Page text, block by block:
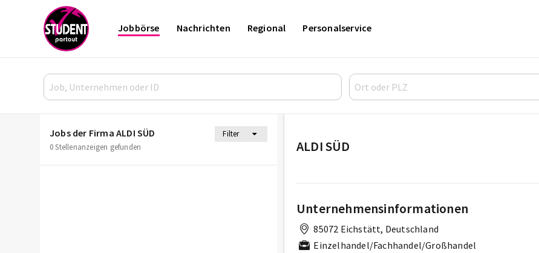
Jobbörse Nachrichten Regional Personalservice
Jobs der Firma ALDI SÜD
Filter
0 Stellenanzeigen gefunden
ALDI SÜD
Unternehmensinformationen
85072 Eichstätt, Deutschland
Einzelhandel/Fachhandel/Großhandel